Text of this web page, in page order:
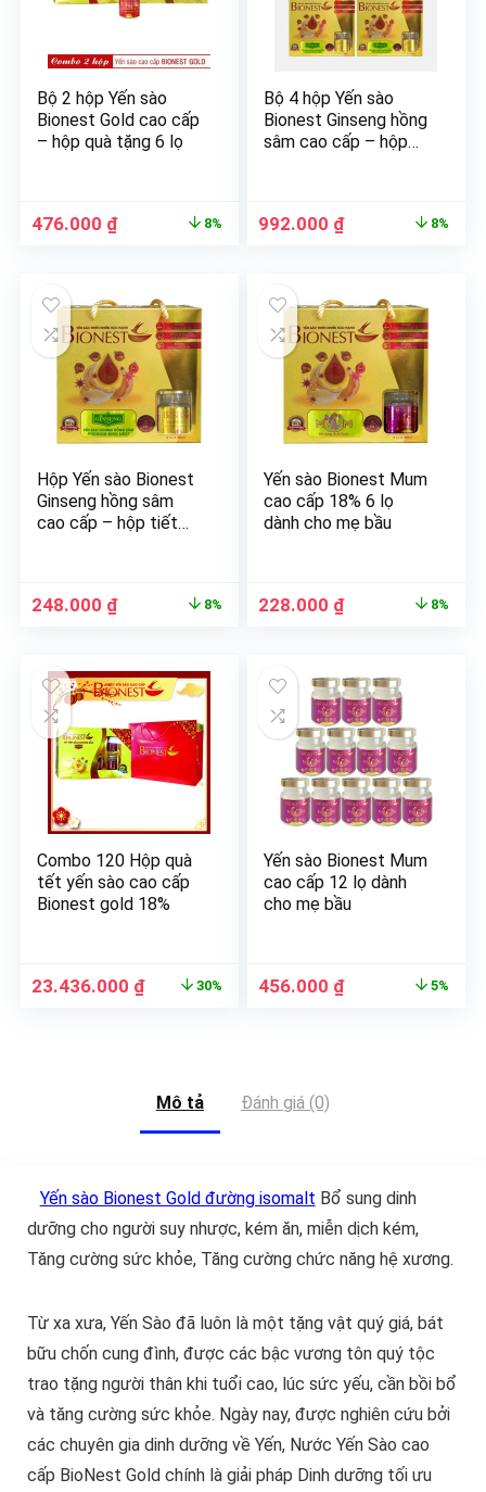
Bộ 2 hộp Yến sào
Bionest Gold cao cấp
– hộp quà tặng 6 lọ
476.000 ₫ 8%
Bộ 4 hộp Yến sào
Bionest Ginseng hồng
sâm cao cấp – hộp
992.000 ₫ 8%
Hộp Yến sào Bionest
Ginseng hồng sâm
cao cấp – hộp tiết
248.000 ₫ 8%
Yến sào Bionest Mum
cao cấp 18% 6 lọ
dành cho mẹ bầu
228.000 ₫ 8%
Combo 120 Hộp quà
tết yến sào cao cấp
Bionest gold 18%
23.436.000 ₫ 30%
Yến sào Bionest Mum
cao cấp 12 lọ dành
cho mẹ bầu
456.000 ₫ 5%
Mô tả Đánh giá (0)
Yến sào Bionest Gold đường isomalt Bổ sung dinh
dưỡng cho người suy nhược, kém ăn, miễn dịch kém,
Tăng cường sức khỏe, Tăng cường chức năng hệ xương.
Từ xa xưa, Yến Sào đã luôn là một tặng vật quý giá, bát
bữu chốn cung đình, được các bậc vương tôn quý tộc
trao tặng người thân khi tuổi cao, lúc sức yếu, cần bồi bổ
và tăng cường sức khỏe. Ngày nay, được nghiên cứu bởi
các chuyên gia dinh dưỡng về Yến, Nước Yến Sào cao
cấp BioNest Gold chính là giải pháp Dinh dưỡng tối ưu